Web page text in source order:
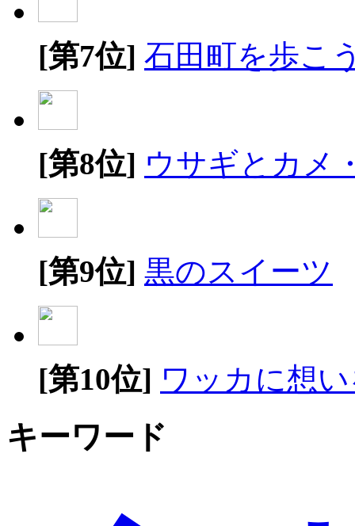
[第7位] 石田町を歩こ
[第8位] ウサギとカメ
[第9位] 黒のスイーツ
[第10位] ワッカに想
キーワード